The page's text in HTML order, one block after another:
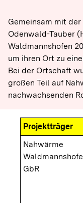
Gemeinsam mit
Odenwald-Tauber
Waldmannshofen
um ihren Ort zu
Bei der Ortschaft
großen Teil auf
nachwachsenden
Projektträger
Nahwärme
GbR